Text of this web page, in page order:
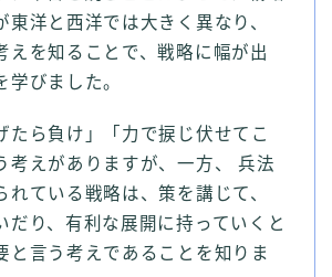
東洋と西洋では大きく異なり、
えを知ることで、戦略に幅が出
学びました。
たら負け」「力で捩じ伏せてこ
考えがありますが、一方、 兵法
れている戦略は、策を講じて、
だり、有利な展開に持っていくと
と言う考えであることを知りま